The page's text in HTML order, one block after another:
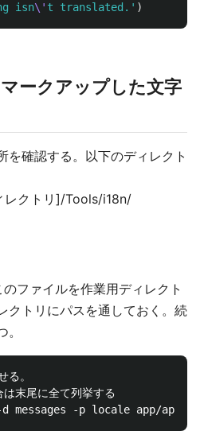
isn\' t translated. ' )
ークアップした文字
を確認する。以下のディレクト
レクトリ]/Tools/i18n/
ファイルを作業用ディレクト
クトリにパスを通しておく。続